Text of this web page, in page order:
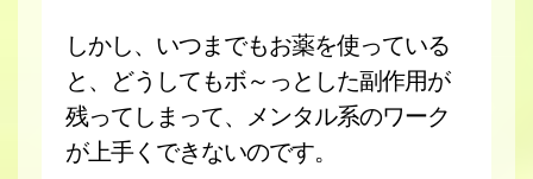
しかし、いつまでもお薬を使っている
と、どうしてもボ～っとした副作用が
残ってしまって、メンタル系のワーク
が上手くできないのです。